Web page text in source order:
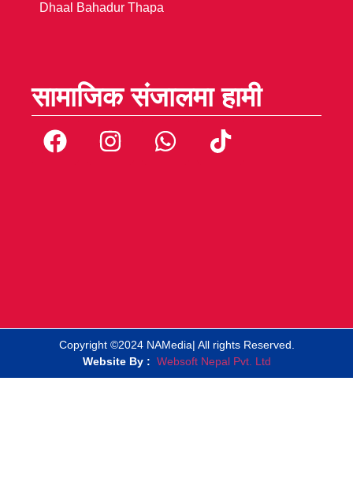
Dhaal Bahadur Thapa
सामाजिक संजालमा हामी
Copyright ©2024 NAMedia| All rights Reserved.
Website By : Websoft Nepal Pvt. Ltd